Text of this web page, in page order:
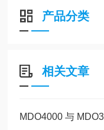
产品分类
相关文章